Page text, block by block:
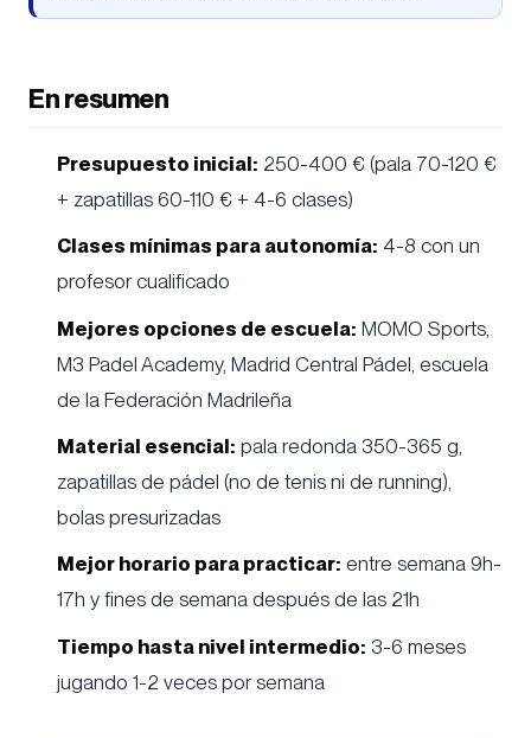
En resumen
Presupuesto inicial: 250-400 € (pala 70-120 €
+ zapatillas 60-110 € + 4-6 clases)
Clases mínimas para autonomía: 4-8 con un
profesor cualificado
Mejores opciones de escuela: MOMO Sports,
M3 Padel Academy, Madrid Central Pádel, escuela
de la Federación Madrileña
Material esencial: pala redonda 350-365 g,
zapatillas de pádel (no de tenis ni de running),
bolas presurizadas
Mejor horario para practicar: entre semana 9h-
17h y fines de semana después de las 21h
Tiempo hasta nivel intermedio: 3-6 meses
jugando 1-2 veces por semana